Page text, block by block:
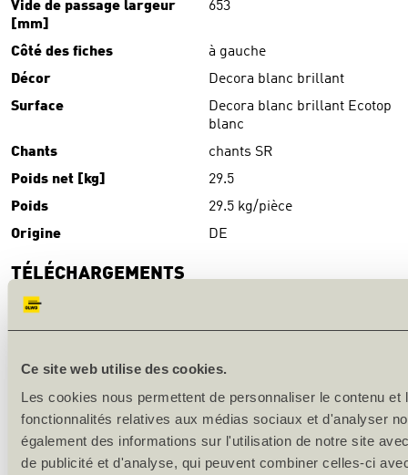
Ce site web utilise des cookies.
Les cookies nous permettent de personnaliser le contenu
fonctionnalités relatives aux médias sociaux et d'analyser
également des informations sur l'utilisation de notre site
de publicité et d'analyse, qui peuvent combiner celles-ci
Vide de passage largeur
[mm]
653
Côté des fiches
à gauche
Décor
Decora blanc brillant
Surface
Decora blanc brillant Ecotop
blanc
Chants
chants SR
Poids net [kg]
29.5
Poids
29.5 kg/pièce
Origine
DE
TÉLÉCHARGEMENTS
Download
(PDF)
Production en série